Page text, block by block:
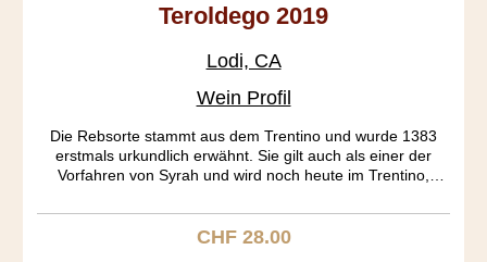
Teroldego 2019
Lodi, CA
Wein Profil
Die Rebsorte stammt aus dem Trentino und wurde 1383
erstmals urkundlich erwähnt. Sie gilt auch als einer der
Vorfahren von Syrah und wird noch heute im Trentino,
wie eine Urgewalt. Sehr dunkel in der Farbe, geheimnisvoll
im Charakter. Ein spezielles Tannin, unglaublich dichte
Regulärer Preis:
CHF 28.00